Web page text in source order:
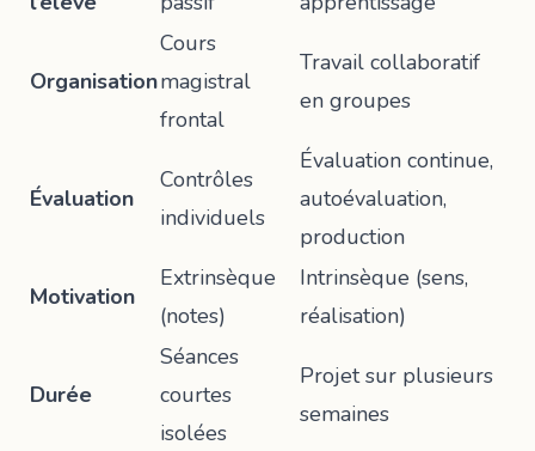
Organisation
Cours
magistral
frontal
Travail collaboratif
en groupes
Évaluation
Contrôles
individuels
Évaluation continue,
autoévaluation,
production
Motivation
Extrinsèque
(notes)
Intrinsèque (sens,
réalisation)
Durée
Séances
courtes
isolées
Projet sur plusieurs
semaines